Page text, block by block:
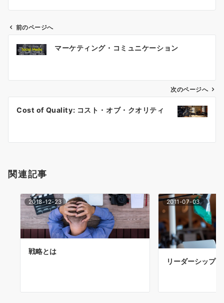
ン
前のページへ
マーケティング・コミュニケーション
次のページへ
Cost of Quality: コスト・オブ・クオリティ
関連記事
2018-12-23
戦略とは
2011-07-03
リーダーシップ